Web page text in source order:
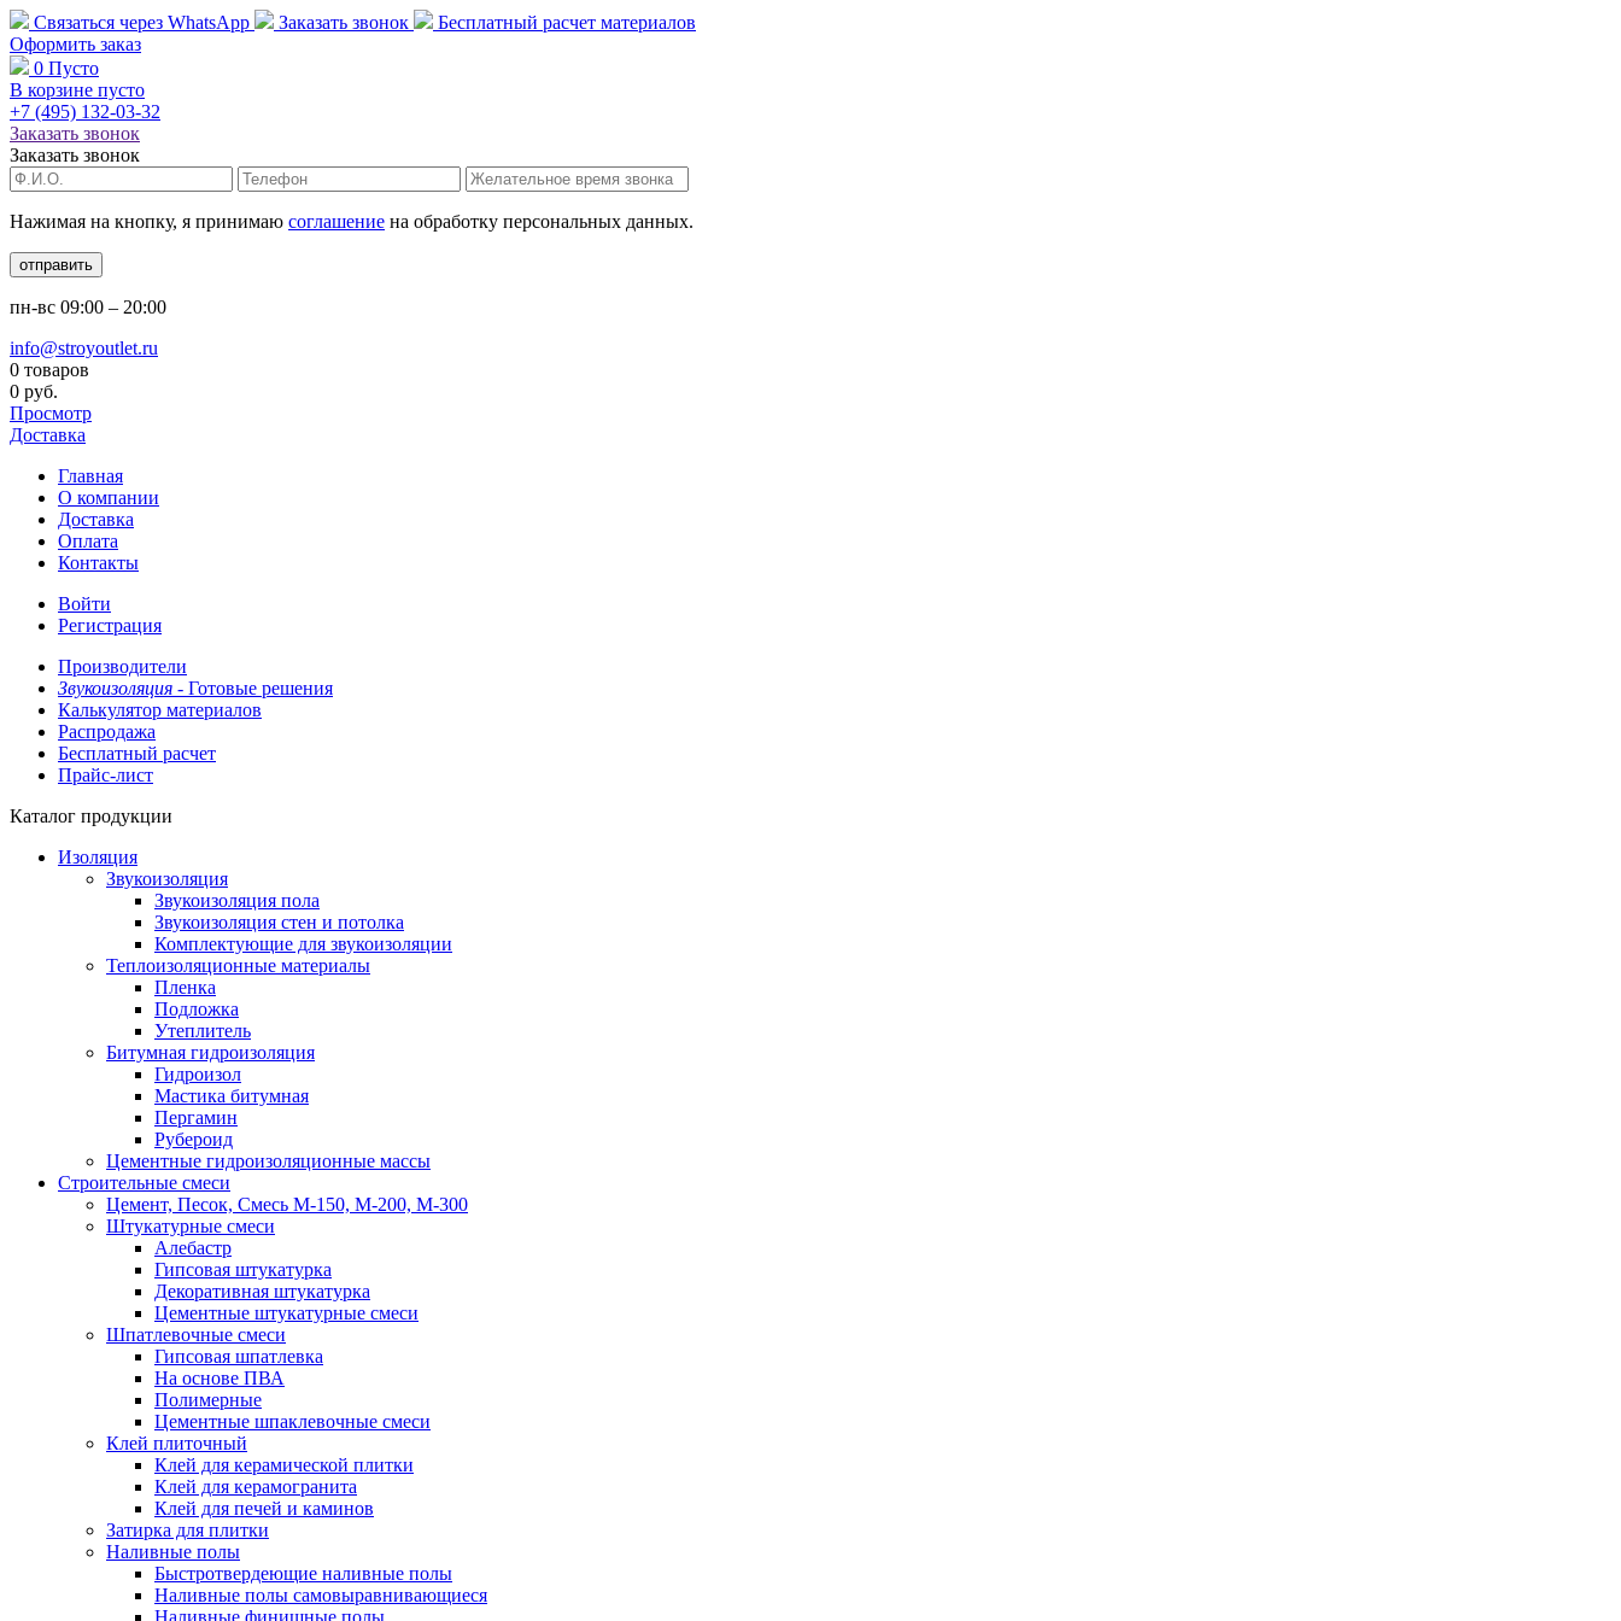
Связаться через WhatsApp Заказать звонок Бесплатный расчет материалов
Оформить заказ
0 Пусто
В корзине пусто
+7 (495) 132-03-32
Заказать звонок
Заказать звонок
Нажимая на кнопку, я принимаю соглашение на обработку персональных данных.
отправить
пн-вс 09:00 – 20:00
info@stroyoutlet.ru
0 товаров
0 руб.
Просмотр
Доставка
Главная
О компании
Доставка
Оплата
Контакты
Войти
Регистрация
Производители
Звукоизоляция - Готовые решения
Калькулятор материалов
Распродажа
Бесплатный расчет
Прайс-лист
Каталог продукции
Изоляция
Звукоизоляция
Звукоизоляция пола
Звукоизоляция стен и потолка
Комплектующие для звукоизоляции
Теплоизоляционные материалы
Пленка
Подложка
Утеплитель
Битумная гидроизоляция
Гидроизол
Мастика битумная
Пергамин
Рубероид
Цементные гидроизоляционные массы
Строительные смеси
Цемент, Песок, Смесь М-150, М-200, М-300
Штукатурные смеси
Алебастр
Гипсовая штукатурка
Декоративная штукатурка
Цементные штукатурные смеси
Шпатлевочные смеси
Гипсовая шпатлевка
На основе ПВА
Полимерные
Цементные шпаклевочные смеси
Клей плиточный
Клей для керамической плитки
Клей для керамогранита
Клей для печей и каминов
Затирка для плитки
Наливные полы
Быстротвердеющие наливные полы
Наливные полы самовыравнивающиеся
Наливные финишные полы